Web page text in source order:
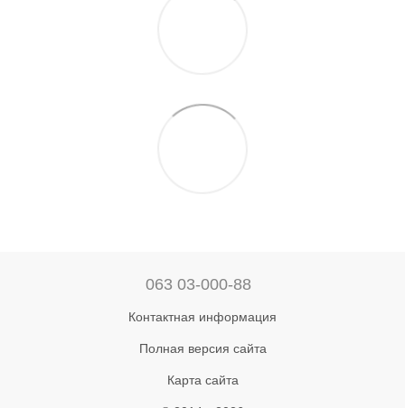
063 03-000-88
Контактная информация
Полная версия сайта
Карта сайта